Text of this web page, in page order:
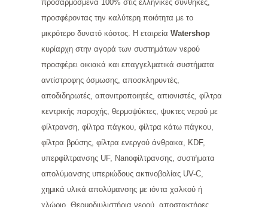
προσαρμοσμένα 100% στις ελληνικές συνθήκες,
προσφέροντας την καλύτερη ποιότητα με το
μικρότερο δυνατό κόστος. Η εταιρεία Watershop
κυρίαρχη στην αγορά των συστημάτων νερού
προσφέρει οικιακά και επαγγελματικά συστήματα
αντίστροφης όσμωσης, αποσκληρυντές,
αποδιδηρωτές, απονιτροποιητές, απιονιστές, φίλτρα
κεντρικής παροχής, θερμοψύκτες, ψυκτες νερού με
φίλτρανση, φίλτρα πάγκου, φίλτρα κάτω πάγκου,
φίλτρα βρύσης, φίλτρα ενεργού άνθρακα, KDF,
υπερφίλτρανσης UF, Nanoφίλτρανσης, συστήματα
απολύμανσης υπεριώδους ακτινοβολίας UV-C,
χημικά υλικά απολύμανσης με ιόντα χαλκού ή
χλώριο, Θερμοδιυλιστήρια νερού, αποστακτήρες